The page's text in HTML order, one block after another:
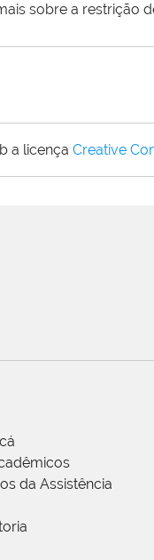
sobre a restrição
a licença Creative
da Assistência